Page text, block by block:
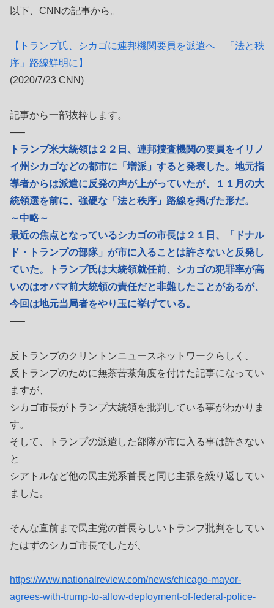
以下、CNNの記事から。
【トランプ氏、シカゴに連邦機関要員を派遣へ 「法と秩
序」路線鮮明に】
(2020/7/23 CNN)
記事から一部抜粋します。
—–
トランプ米大統領は２２日、連邦捜査機関の要員をイリノ
イ州シカゴなどの都市に「増派」すると発表した。地元指
導者からは派遣に反発の声が上がっていたが、１１月の大
統領選を前に、強硬な「法と秩序」路線を掲げた形だ。
～中略～
最近の焦点となっているシカゴの市長は２１日、「ドナル
ド・トランプの部隊」が市に入ることは許さないと反発し
ていた。トランプ氏は大統領就任前、シカゴの犯罪率が高
いのはオバマ前大統領の責任だと非難したことがあるが、
今回は地元当局者をやり玉に挙げている。
—–
反トランプのクリントンニュースネットワークらしく、
反トランプのために無茶苦茶角度を付けた記事になってい
ますが、
シカゴ市長がトランプ大統領を批判している事がわかりま
す。
そして、トランプの派遣した部隊が市に入る事は許さない
と
シアトルなど他の民主党系首長と同じ主張を繰り返してい
ました。
そんな直前まで民主党の首長らしいトランプ批判をしてい
たはずのシカゴ市長でしたが、
https://www.nationalreview.com/news/chicago-mayor-
agrees-with-trump-to-allow-deployment-of-federal-police-